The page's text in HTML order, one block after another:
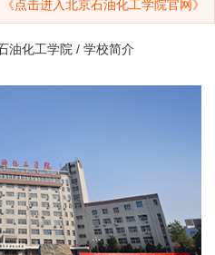
《点击进入北京石油化工学院官网》
油化工学院 / 学校简介